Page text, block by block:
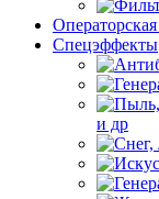
Спецэффекты
и др